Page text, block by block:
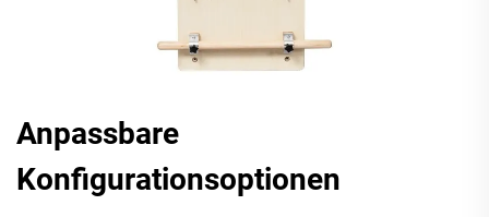
Anpassbare
Konfigurationsoptionen